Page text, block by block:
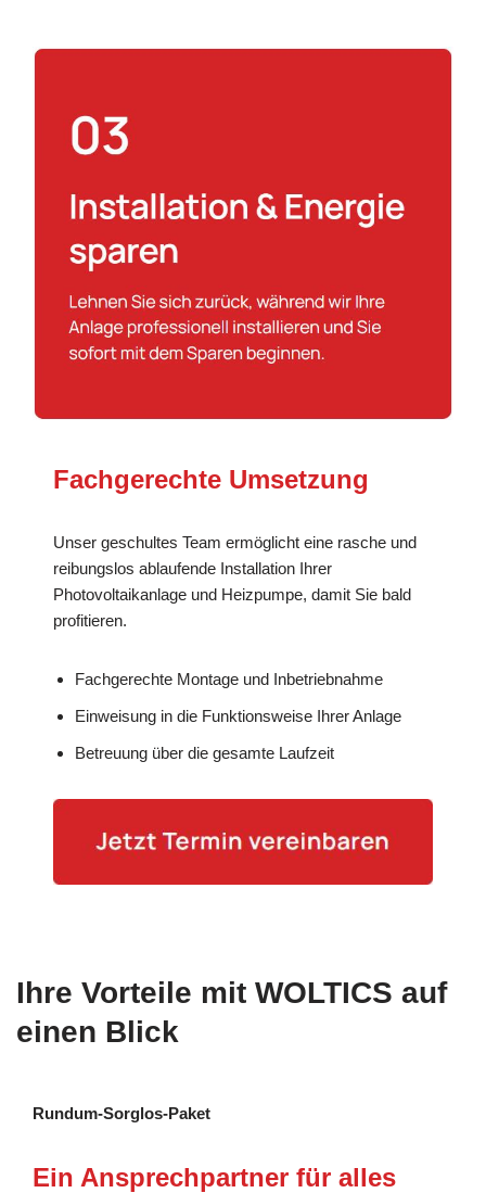
Fachgerechte Umsetzung
Unser geschultes Team ermöglicht eine rasche und
reibungslos ablaufende Installation Ihrer
Photovoltaikanlage und Heizpumpe, damit Sie bald
profitieren.
Fachgerechte Montage und Inbetriebnahme
Einweisung in die Funktionsweise Ihrer Anlage
Betreuung über die gesamte Laufzeit
Ihre Vorteile mit WOLTICS auf
einen Blick
Rundum-Sorglos-Paket
Ein Ansprechpartner für alles